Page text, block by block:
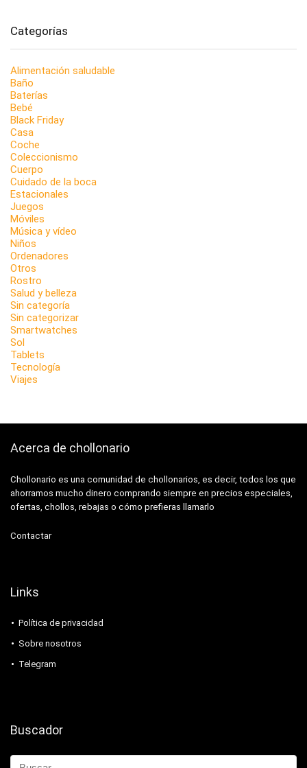
Categorías
Alimentación saludable
Baño
Baterías
Bebé
Black Friday
Casa
Coche
Coleccionismo
Cuerpo
Cuidado de la boca
Estacionales
Juegos
Móviles
Música y vídeo
Niños
Ordenadores
Otros
Rostro
Salud y belleza
Sin categoría
Sin categorizar
Smartwatches
Sol
Tablets
Tecnología
Viajes
Acerca de chollonario
Chollonario es una comunidad de chollonarios, es decir, todos los que
ahorramos mucho dinero comprando siempre en precios especiales,
ofertas, chollos, rebajas o cómo prefieras llamarlo
Contactar
Links
Política de privacidad
Sobre nosotros
Telegram
Buscador